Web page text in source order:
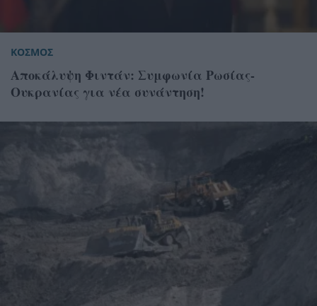
ΚΟΣΜΟΣ
Αποκάλυψη Φιντάν: Συμφωνία Ρωσίας-
Ουκρανίας για νέα συνάντηση!